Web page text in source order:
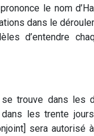
le nom
dans le
d’entendre
se trouve dans les
les trente
sera autorisé